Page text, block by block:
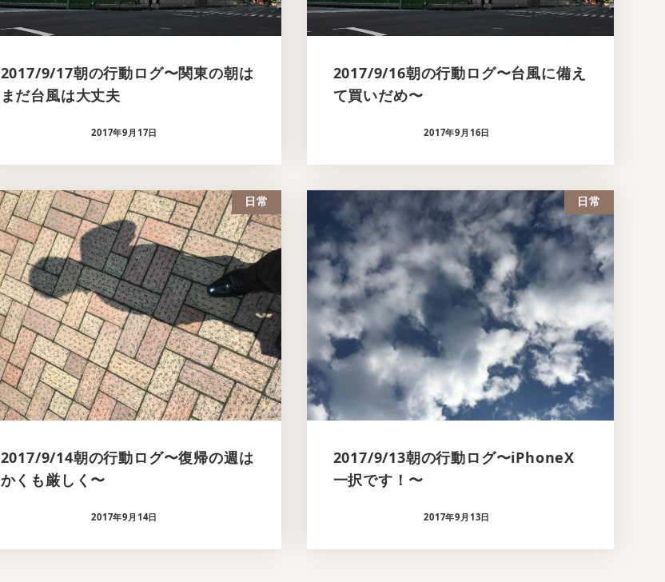
2017/9/17朝の行動ログ〜関東の朝は
まだ台風は大丈夫
2017年9月17日
2017/9/16朝の行動ログ〜台風に備え
て買いだめ〜
2017年9月16日
日常
2017/9/14朝の行動ログ〜復帰の週は
かくも厳しく〜
2017年9月14日
日常
2017/9/13朝の行動ログ〜iPhoneX
一択です！〜
2017年9月13日